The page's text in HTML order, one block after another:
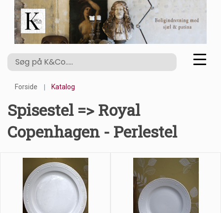
Forside Katalog
Spisestel => Royal
Copenhagen - Perlestel